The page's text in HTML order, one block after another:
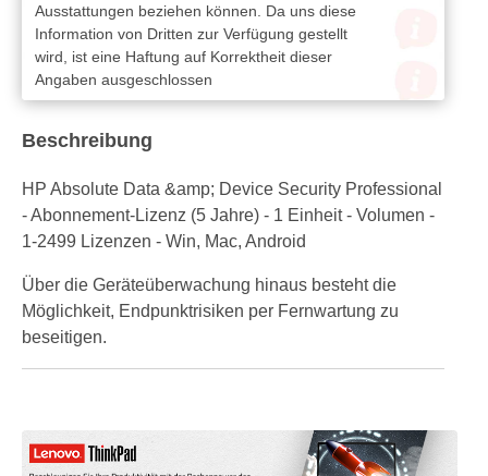
Ausstattungen beziehen können. Da uns diese
Information von Dritten zur Verfügung gestellt
wird, ist eine Haftung auf Korrektheit dieser
Angaben ausgeschlossen
Beschreibung
HP Absolute Data &amp; Device Security Professional
- Abonnement-Lizenz (5 Jahre) - 1 Einheit - Volumen -
1-2499 Lizenzen - Win, Mac, Android
Über die Geräteüberwachung hinaus besteht die
Möglichkeit, Endpunktrisiken per Fernwartung zu
beseitigen.